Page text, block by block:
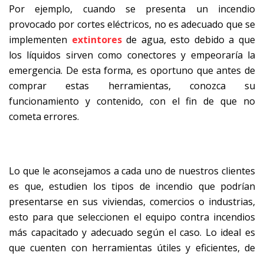
Por ejemplo, cuando se presenta un incendio
provocado por cortes eléctricos, no es adecuado que se
implementen extintoresde agua, esto debido a que
los líquidos sirven como conectores y empeoraría la
emergencia. De esta forma, es oportuno que antes de
comprar estas herramientas, conozca su
funcionamiento y contenido, con el fin de que no
cometa errores.
Lo que le aconsejamos a cada uno de nuestros clientes
es que, estudien los tipos de incendio que podrían
presentarse en sus viviendas, comercios o industrias,
esto para que seleccionen el equipo contra incendios
más capacitado y adecuado según el caso. Lo ideal es
que cuenten con herramientas útiles y eficientes, de